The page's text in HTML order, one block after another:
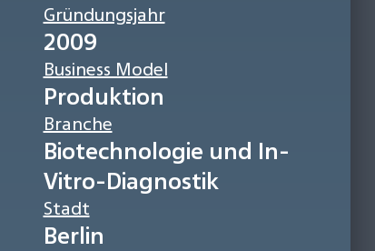
Gründungsjahr
2009
Business Model
Produktion
Branche
Biotechnologie und In-
Vitro-Diagnostik
Stadt
Berlin